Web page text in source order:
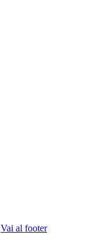
Vai al footer